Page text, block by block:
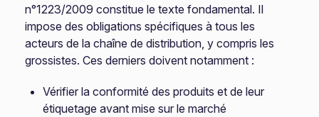
n°1223/2009 constitue le texte fondamental. Il
impose des obligations spécifiques à tous les
acteurs de la chaîne de distribution, y compris les
grossistes. Ces derniers doivent notamment :
Vérifier la conformité des produits et de leur
étiquetage avant mise sur le marché